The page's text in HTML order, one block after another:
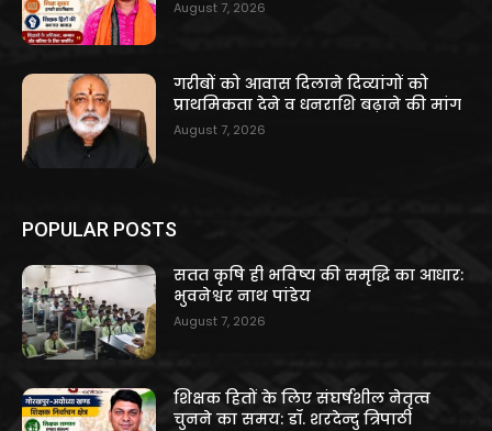
August 7, 2026
गरीबों को आवास दिलाने दिव्यांगों को
प्राथमिकता देने व धनराशि बढ़ाने की मांग
August 7, 2026
POPULAR POSTS
सतत कृषि ही भविष्य की समृद्धि का आधार:
भुवनेश्वर नाथ पांडेय
August 7, 2026
शिक्षक हितों के लिए संघर्षशील नेतृत्व
चुनने का समय: डॉ. शरदेन्दु त्रिपाठी